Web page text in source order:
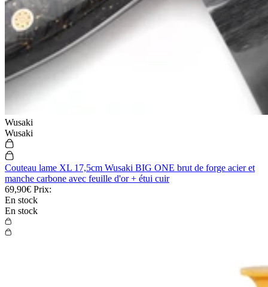
Wusaki
Wusaki
Couteau lame XL 17,5cm Wusaki BIG ONE brut de forge acier et
manche carbone avec feuille d'or + étui cuir
69,90€ Prix:
En stock
En stock